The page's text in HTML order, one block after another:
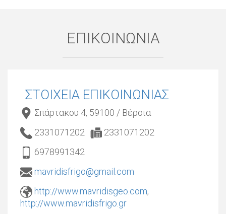
ΕΠΙΚΟΙΝΩΝΙΑ
ΣΤΟΙΧΕΙΑ ΕΠΙΚΟΙΝΩΝΙΑΣ
Σπάρτακου 4, 59100 / Βέροια
2331071202
2331071202
6978991342
mavridisfrigo@gmail.com
http://www.mavridisgeo.com,
http://www.mavridisfrigo.gr